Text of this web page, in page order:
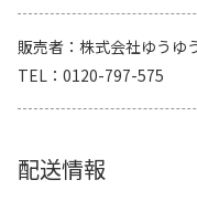
販売者
株式会社ゆうゆ
TEL
0120-797-575
配送情報